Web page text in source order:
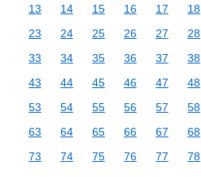
13
14 15 16 17 18
23
24 25 26 27 28
33
34 35 36 37 38
43
44 45 46 47 48
53
54 55 56 57 58
63
64 65 66 67 68
73
74 75 76 77 78